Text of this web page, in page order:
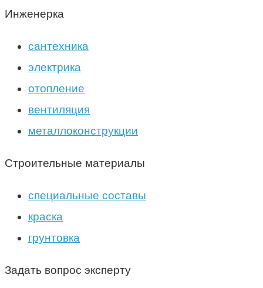
Инженерка
сантехника
электрика
отопление
вентиляция
металлоконструкции
Строительные материалы
специальные составы
краска
грунтовка
Задать вопрос эксперту